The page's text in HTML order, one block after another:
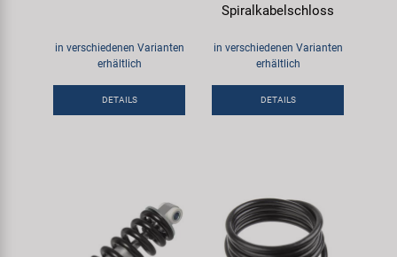
in verschiedenen Varianten
erhältlich
DETAILS
Spiralkabelschloss
in verschiedenen Varianten
erhältlich
DETAILS